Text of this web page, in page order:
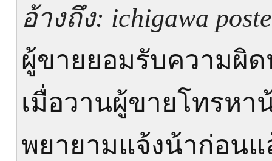
อ้างถึง: ichigawa
ผู้ขายยอมรับความผิ
เมื่อวานผู้ขายโทรหา
พยายามแจ้งน้าก่อน